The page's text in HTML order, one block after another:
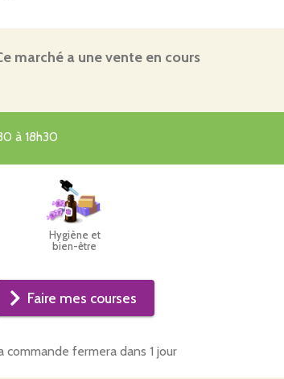
marché a une vente en cours
à 18h30
Hygiène et
bien-être
Faire mes courses
commande fermera dans 1 jour